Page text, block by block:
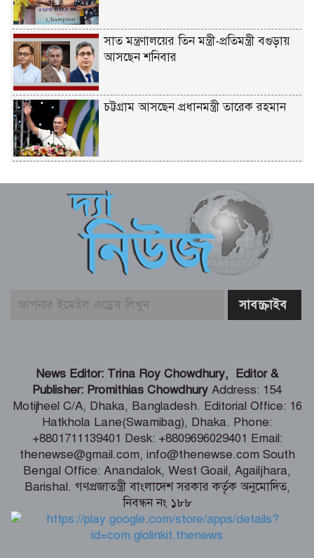
সাত মন্ত্রণালয়ের তিন মন্ত্রী-প্রতিমন্ত্রী বগুড়ায়
আসছেন শনিবার
চট্টগ্রাম আসছেন প্রধানমন্ত্রী তারেক রহমান
বাবার ভবিষ্যৎ স্বপ্নের সমাধি
জুলাই আন্দোলনের ত্যাগকে চূড়ান্ত পর্যায়ে
নিয়ে যেতে হবে – তথ্যমন্ত্রী
পুলিশ কর্মকর্তাদের নিয়ে অপপ্রচার, কঠোর
শিগগিরই শুরু হবে তিস্তা মহাপরিকল্পনা
বাস্তবায়নের কাজ – পানি সম্পদ মন্ত্রী
সংবাদপত্র সমাজের দর্পণ – মৎস্য ও
প্রাণিসম্পদ প্রতিমন্ত্রী
শেখ হাসিনা কি বেঁচে আছেন, না কি মারা
গেছেন- রাশেদ খাঁন
News Editor: Trina Roy Chowdhury, Editor &
Publisher: Promithias Chowdhury Address: 154
Motijheel C/A, Dhaka, Bangladesh. Editorial Office: 16
Hatkhola Lane(Swamibag), Dhaka. Phone:
+8801711139401 Desk: +8809696029401 Email:
thenewse@gmail.com, info@thenewse.com South
Bengal Office: Anandalok, West Goail, Agailjhara,
Barishal. গণপ্রজাতন্ত্রী বাংলাদেশ সরকার কর্তৃক অনুমোদিত,
নিবন্ধন নং ১৮৮